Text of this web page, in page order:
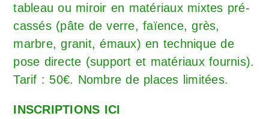
tableau ou miroir en matériaux mixtes pré-
cassés (pâte de verre, faïence, grès,
marbre, granit, émaux) en technique de
pose directe (support et matériaux fournis).
Tarif : 50€. Nombre de places limitées.
INSCRIPTIONS ICI